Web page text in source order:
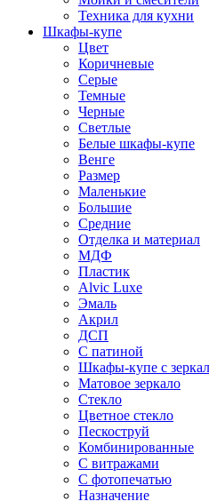
Техника для кухни
Шкафы-купе
Цвет
Коричневые
Серые
Темные
Черные
Светлые
Белые шкафы-купе
Венге
Размер
Маленькие
Большие
Средние
Отделка и материал
МДФ
Пластик
Alvic Luxe
Эмаль
Акрил
ДСП
С патиной
Шкафы-купе с
Матовое зеркало
Стекло
Цветное стекло
Пескоструй
Комбинированные
С витражами
С фотопечатью
Назначение